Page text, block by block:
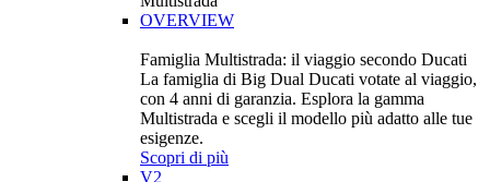
OVERVIEW
Famiglia Multistrada: il viaggio secondo Ducati
La famiglia di Big Dual Ducati votate al viaggio,
con 4 anni di garanzia. Esplora la gamma
Multistrada e scegli il modello più adatto alle tue
esigenze.
Scopri di più
V2